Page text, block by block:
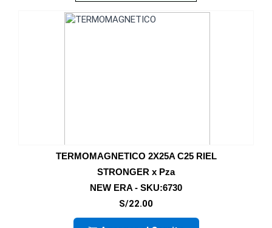
TERMOMAGNETICO 2X25A C25 RIEL
STRONGER x Pza
NEW ERA - SKU:6730
S/22.00